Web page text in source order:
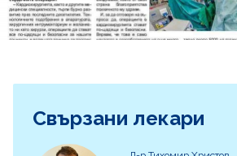
Свързани лекари